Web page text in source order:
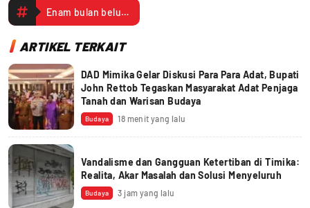
Enam bulan belum digaji
ARTIKEL TERKAIT
DAD Mimika Gelar Diskusi Para Para Adat, Bupati
John Rettob Tegaskan Masyarakat Adat Penjaga
Tanah dan Warisan Budaya
Budaya 18 menit yang lalu
Vandalisme dan Gangguan Ketertiban di Timika:
Realita, Akar Masalah dan Solusi Menyeluruh
Budaya 3 jam yang lalu